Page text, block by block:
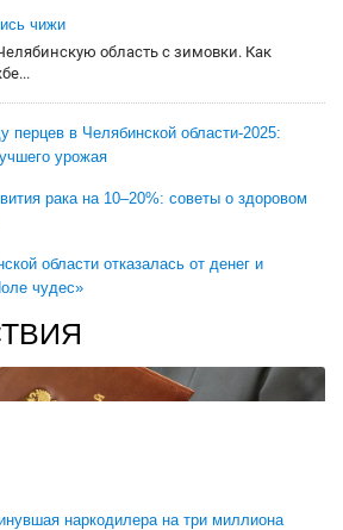
чижи
область с зимовки. Как
перцев в Челябинской области-2025:
урожая
рака на 10–20%: советы о здоровом
области отказалась от денег и
чудес»
наркодилера на три миллиона